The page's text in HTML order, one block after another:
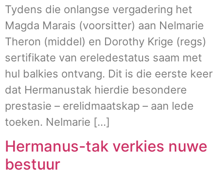
Tydens die onlangse vergadering het
Magda Marais (voorsitter) aan Nelmarie
Theron (middel) en Dorothy Krige (regs)
sertifikate van ereledestatus saam met
hul balkies ontvang. Dit is die eerste keer
dat Hermanustak hierdie besondere
prestasie – erelidmaatskap – aan lede
toeken. Nelmarie […]
Hermanus-tak verkies nuwe
bestuur